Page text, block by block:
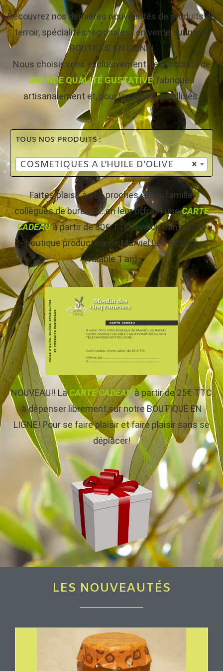
Découvrez nos dernières nouveautés de produits du
terroir, spécialités régionales…en vente sur notre
BOUTIQUE EN LIGNE!
Nous choisissons exclusivement des produits de
GRANDE QUALITÉ GUSTATIVE, fabriqués
artisanalement et, pour la plupart, labellisés.
TOUS NOS PRODUITS :
×
COSMETIQUES A L’HUILE D’OLIVE
Faites plaisir à vos proches, amis, famille,
collègues de bureaux…en leur offrant uneCARTE
CADEAUà partir de 30€ TTC à valoir dans notre
boutique producteur de Murviel Les Béziers
(valable 1 an).
NOUVEAU!! LaCARTE CADEAUà partir de 25€ TTC
à dépenser librement sur notre BOUTIQUE EN
LIGNE! Pour se faire plaisir et faire plaisir sans se
déplacer!
LES NOUVEAUTÉS